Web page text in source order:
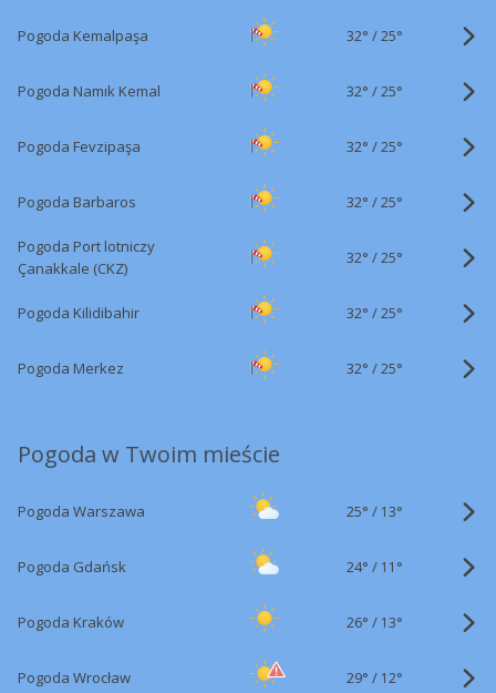
Pogoda Kemalpaşa 32° /25°
Pogoda Namık Kemal 32° /25°
Pogoda Fevzipaşa 32° /25°
Pogoda Barbaros 32° /25°
Pogoda Port lotniczy
Çanakkale (CKZ)
32° /25°
Pogoda Kilidibahir 32° /25°
Pogoda Merkez 32° /25°
Pogoda w Twoim mieście
Pogoda Warszawa 25° / 13°
Pogoda Gdańsk 24° / 11°
Pogoda Kraków 26° / 13°
Pogoda Wrocław 29° / 12°